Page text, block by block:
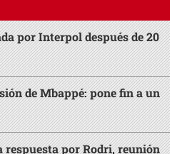
por Interpol después de 20
de Mbappé: pone fin a un
respuesta por Rodri, reunión